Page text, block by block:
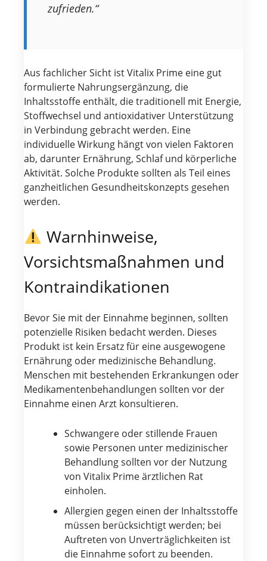
zufrieden.“
Aus fachlicher Sicht ist Vitalix Prime eine gut
formulierte Nahrungsergänzung, die
Inhaltsstoffe enthält, die traditionell mit Energie,
Stoffwechsel und antioxidativer Unterstützung
in Verbindung gebracht werden. Eine
individuelle Wirkung hängt von vielen Faktoren
ab, darunter Ernährung, Schlaf und körperliche
Aktivität. Solche Produkte sollten als Teil eines
ganzheitlichen Gesundheitskonzepts gesehen
werden.
Warnhinweise,
Vorsichtsmaßnahmen und
Kontraindikationen
Bevor Sie mit der Einnahme beginnen, sollten
potenzielle Risiken bedacht werden. Dieses
Produkt ist kein Ersatz für eine ausgewogene
Ernährung oder medizinische Behandlung.
Menschen mit bestehenden Erkrankungen oder
Medikamentenbehandlungen sollten vor der
Einnahme einen Arzt konsultieren.
Schwangere oder stillende Frauen
sowie Personen unter medizinischer
Behandlung sollten vor der Nutzung
von Vitalix Prime ärztlichen Rat
einholen.
Allergien gegen einen der Inhaltsstoffe
müssen berücksichtigt werden; bei
Auftreten von Unverträglichkeiten ist
die Einnahme sofort zu beenden.